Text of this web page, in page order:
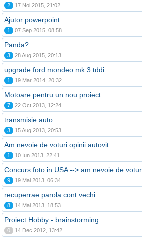
2 17 Noi 2015, 21:02
Ajutor powerpoint
1 07 Sep 2015, 08:58
Panda?
3 28 Aug 2015, 20:13
upgrade ford mondeo mk 3 tddi
1 19 Mar 2014, 20:32
Motoare pentru un nou proiect
7 22 Oct 2013, 12:24
transmisie auto
3 15 Aug 2013, 20:53
Am nevoie de voturi opinii autovit
1 10 Iun 2013, 22:41
Concurs foto in USA --> am nevoie de
9 19 Mai 2013, 06:34
recuperrae parola cont vechi
8 14 Mai 2013, 18:53
Proiect Hobby - brainstorming
0 14 Dec 2012, 13:42